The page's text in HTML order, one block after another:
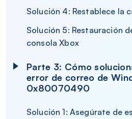
Solución 4: Restablece la
Solución 5: Restauración
consola Xbox
Parte 3: Cómo
error de correo de
0x80070490
Solución 1: Asegúrate de